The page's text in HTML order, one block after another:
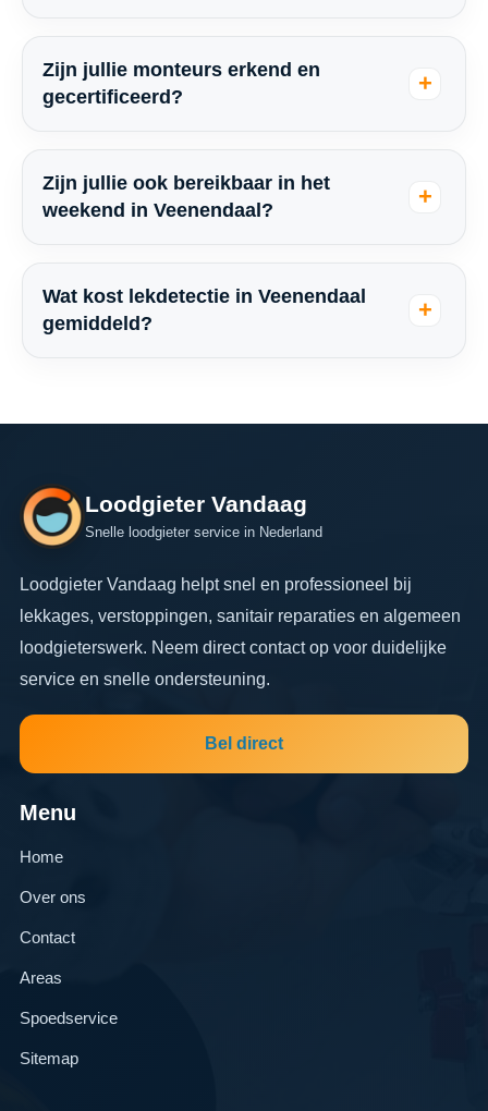
Zijn jullie monteurs erkend en
gecertificeerd?
Zijn jullie ook bereikbaar in het
weekend in Veenendaal?
Wat kost lekdetectie in Veenendaal
gemiddeld?
Loodgieter Vandaag
Snelle loodgieter service in Nederland
Loodgieter Vandaag helpt snel en professioneel bij
lekkages, verstoppingen, sanitair reparaties en algemeen
loodgieterswerk. Neem direct contact op voor duidelijke
service en snelle ondersteuning.
Bel direct
Menu
Home
Over ons
Contact
Areas
Spoedservice
Sitemap